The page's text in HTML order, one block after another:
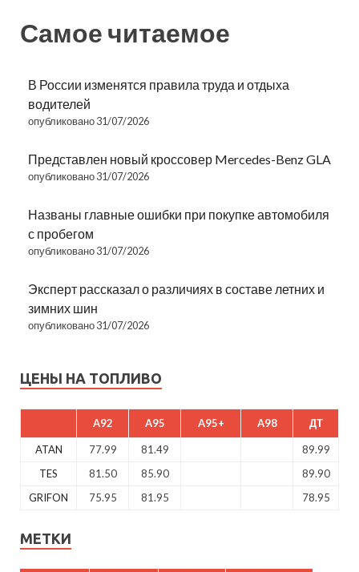
Самое читаемое
В России изменятся правила труда и отдыха
водителей
опубликовано 31/07/2026
Представлен новый кроссовер Mercedes-Benz GLA
опубликовано 31/07/2026
Названы главные ошибки при покупке автомобиля
с пробегом
опубликовано 31/07/2026
Эксперт рассказал о различиях в составе летних и
зимних шин
опубликовано 31/07/2026
ЦЕНЫ НА ТОПЛИВО
A92 A95 A95+ A98 ДТ
ATAN 77.99 81.49
89.99
TES
81.50 85.90
89.90
GRIFON
75.95 81.95 78.95
МЕТКИ